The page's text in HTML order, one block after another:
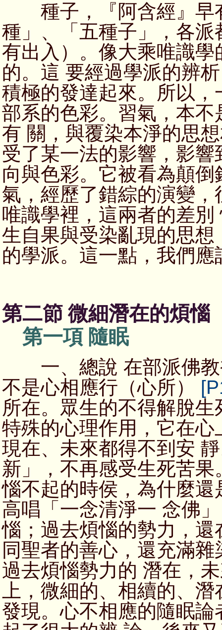
種子，『阿含經』早
種」、「五種子」，各
有出入）。像大乘唯識
的。這 要經過學派的辨
積極的發達起來。所以
部系的色彩。習氣，本
有 關，與覆染本淨的思
受了某一法的影響，影
向與色彩。它被看為顛
氣，經歷了錯綜的演變
唯識學裡，這兩者的差
生自果與受染亂現的思
的學派。這一點，我們
第二節 微細潛在的煩惱
第一項 隨眠
一、總說 在部派佛教
不是心相應行（心所）
所在。眾生的不得解脫
特殊的心理作用，它在
現在、未來都得不到安
新」，不再感受生死苦
惱不起的時侯，為什麼
高唱「一念清淨一 念佛
惱；過去煩惱的勢力，
同聖者的善心，還充滿
過去煩惱勢力的 潛在，
上，微細的、相續的、
發現。心不相應的隨眠